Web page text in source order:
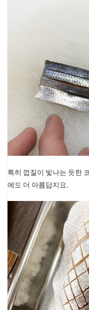
특히 껍질이 빛나는 듯한
에도 더 아름답지요.